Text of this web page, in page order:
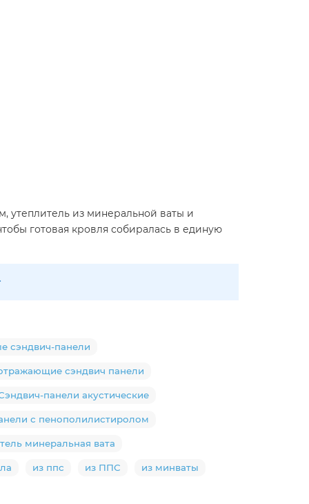
утеплитель из минеральной ваты и
готовая кровля собиралась в единую
сэндвич-панели
сэндвич панели
панели акустические
с пенополилистиролом
минеральная вата
из ппс из ППС из минваты